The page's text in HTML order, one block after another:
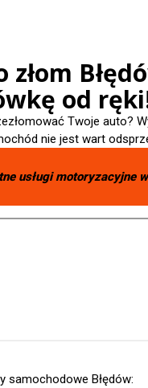
złom
od
Twoje auto?
nie jest wart
usługi motoryzacyjne
samochodowe Błędów: